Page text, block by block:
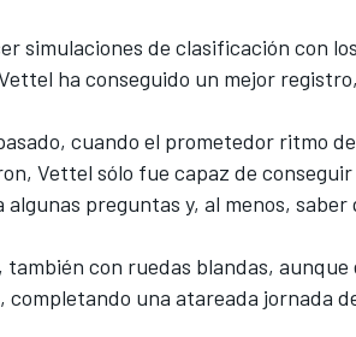
simulaciones de clasificación con
ha conseguido un mejor
cuando el prometedor ritmo
Vettel sólo fue capaz de conseguir
preguntas y, al menos, saber
también con ruedas blandas, aunque
una atareada jornada